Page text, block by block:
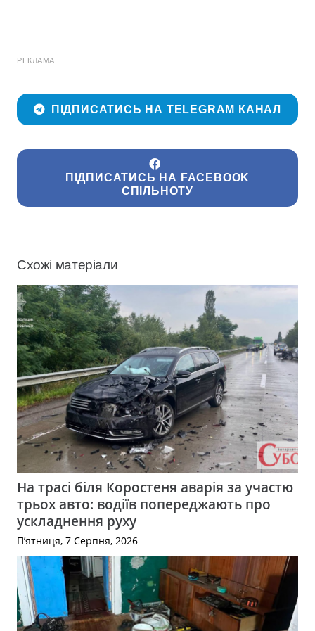
РЕКЛАМА
ПІДПИСАТИСЬ НА TELEGRAM КАНАЛ
ПІДПИСАТИСЬ НА FACEBOOK
СПІЛЬНОТУ
Схожі матеріали
На трасі біля Коростеня аварія за участю
трьох авто: водіїв попереджають про
ускладнення руху
П’ятниця, 7 Серпня, 2026